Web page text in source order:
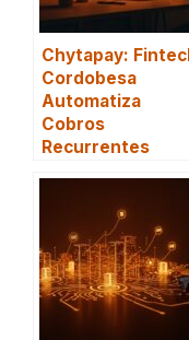
Chytapay:
Cordobesa
Automatiza
Cobros
Recurrentes